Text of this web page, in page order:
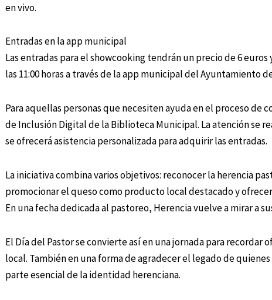
en vivo.
Entradas en la app municipal
Las entradas para el showcooking tendrán un precio de 6
las 11:00 horas a través de la app municipal del Ayuntamiento
Para aquellas personas que necesiten ayuda en el proceso
de Inclusión Digital de la Biblioteca Municipal. La atención se
se ofrecerá asistencia personalizada para adquirir las entradas.
La iniciativa combina varios objetivos: reconocer la herencia
promocionar el queso como producto local destacado y
En una fecha dedicada al pastoreo, Herencia vuelve a mirar a
El Día del Pastor se convierte así en una jornada para
local. También en una forma de agradecer el legado de
parte esencial de la identidad herenciana.